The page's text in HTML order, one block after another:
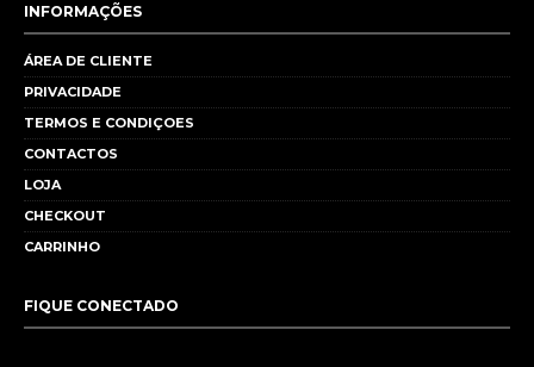
INFORMAÇÕES
ÁREA DE CLIENTE
PRIVACIDADE
TERMOS E CONDIÇOES
CONTACTOS
LOJA
CHECKOUT
CARRINHO
FIQUE CONECTADO